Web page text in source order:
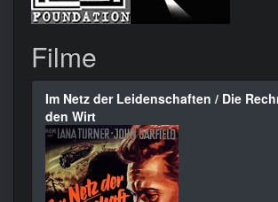
Filme
Im Netz der Leidenschaften / Die
den Wirt